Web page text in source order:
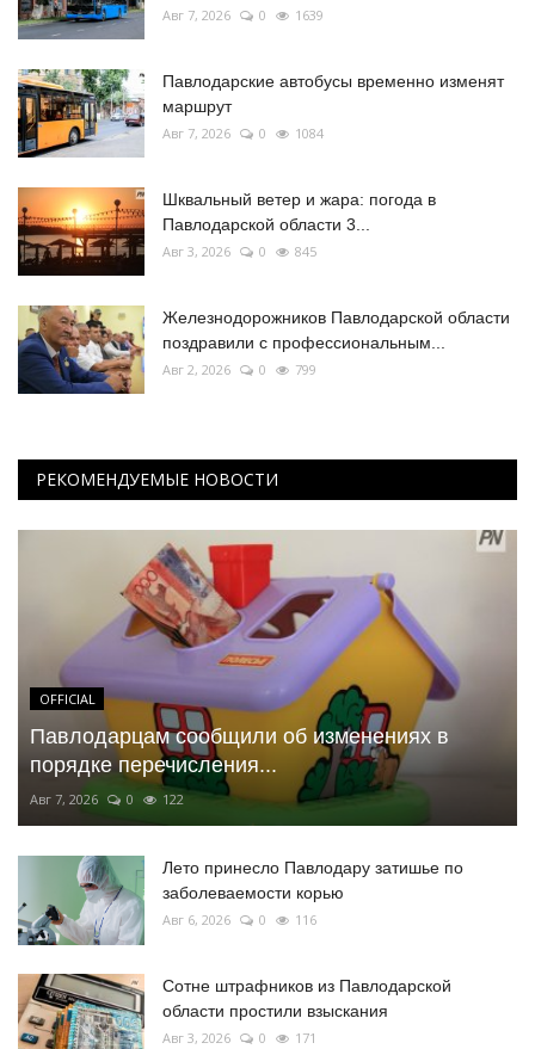
Авг 7, 2026 0 1639
Павлодарские автобусы временно изменят
маршрут
Авг 7, 2026 0 1084
Шквальный ветер и жара: погода в
Павлодарской области 3...
Авг 3, 2026 0 845
Железнодорожников Павлодарской области
поздравили с профессиональным...
Авг 2, 2026 0 799
РЕКОМЕНДУЕМЫЕ НОВОСТИ
OFFICIAL
Павлодарцам сообщили об изменениях в
порядке перечисления...
Авг 7, 2026 0 122
Лето принесло Павлодару затишье по
заболеваемости корью
Авг 6, 2026 0 116
Сотне штрафников из Павлодарской
области простили взыскания
Авг 3, 2026 0 171